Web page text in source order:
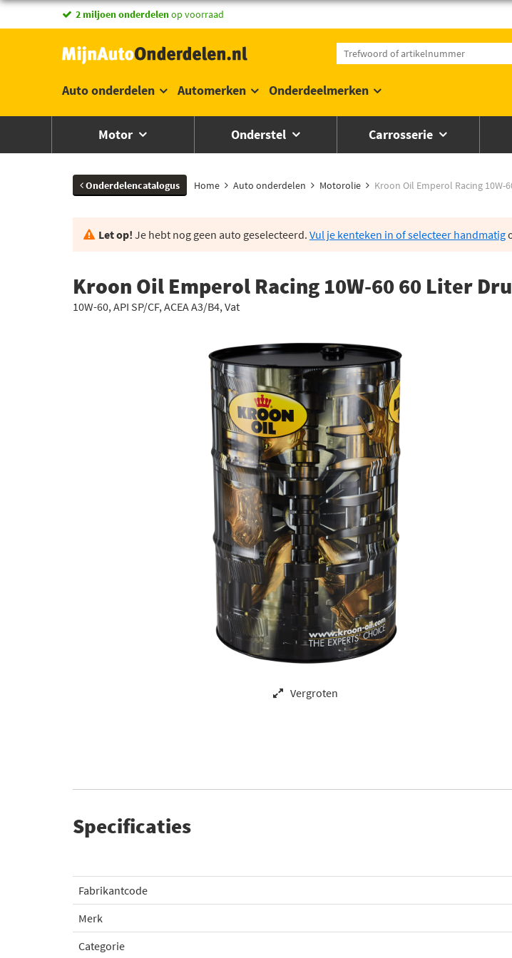
2 miljoen onderdelenop voorraad
Auto onderdelen Automerken Onderdeelmerken
Motor Onderstel Carrosserie
Onderdelencatalogus Home Auto onderdelen Motorolie Kroon Oil Emperol Racing 10W-
Let op! Je hebt nog geen auto geselecteerd. Vul je kenteken in of selecteer handmatig
Kroon Oil Emperol Racing 10W-60 60 Liter
10W-60, API SP/CF, ACEA A3/B4, Vat
Vergroten
Specificaties
Fabrikantcode
Merk
Categorie